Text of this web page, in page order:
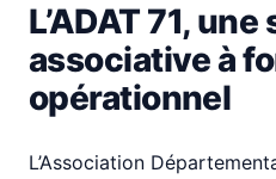
L’ADAT 71,
associative à
opérationnel
L’Association